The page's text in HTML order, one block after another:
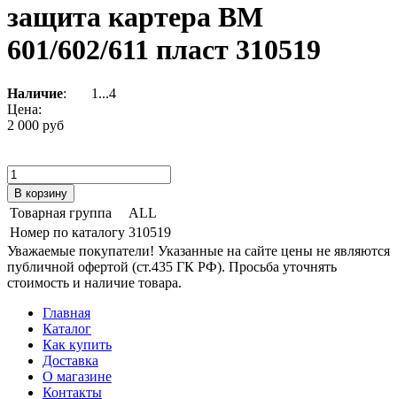
защита картера ВМ
601/602/611 пласт 310519
Наличие:
1...4
Цена:
2 000 руб
Товарная группа
ALL
Номер по каталогу 310519
Уважаемые покупатели! Указанные на сайте цены не являются
публичной офертой (ст.435 ГК РФ). Просьба уточнять
стоимость и наличие товара.
Главная
Каталог
Как купить
Доставка
О магазине
Контакты